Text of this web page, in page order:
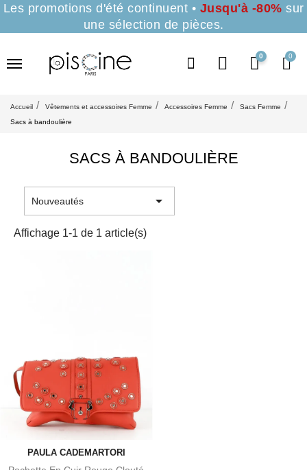
Les promotions d'été continuent • Jusqu'à -80% sur
une sélection de pièces.
0
Accueil Vêtements et accessoires Femme Accessoires Femme
Sacs Femme
Sacs à bandoulière
SACS À BANDOULIÈRE
Nouveautés 
Affichage 1-1 de 1 article(s)
PAULA CADEMARTORI